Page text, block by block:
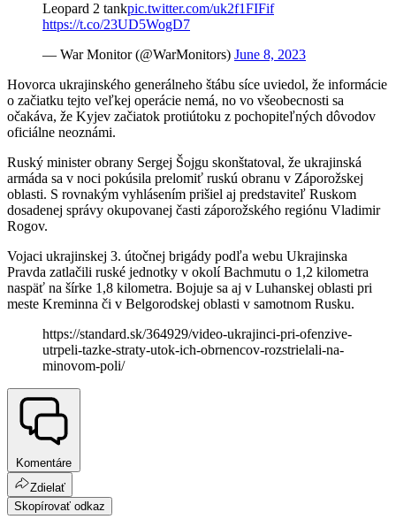
Leopard 2 tankpic.twitter.com/uk2f1FIFif
https://t.co/23UD5WogD7
— War Monitor (@WarMonitors) June 8, 2023
Hovorca ukrajinského generálneho štábu síce uviedol, že informácie
o začiatku tejto veľkej operácie nemá, no vo všeobecnosti sa
očakáva, že Kyjev začiatok protiútoku z pochopiteľných dôvodov
oficiálne neoznámi.
Ruský minister obrany Sergej Šojgu skonštatoval, že ukrajinská
armáda sa v noci pokúsila prelomiť ruskú obranu v Záporožskej
oblasti. S rovnakým vyhlásením prišiel aj predstaviteľ Ruskom
dosadenej správy okupovanej časti záporožského regiónu Vladimir
Rogov.
Vojaci ukrajinskej 3. útočnej brigády podľa webu Ukrajinska
Pravda zatlačili ruské jednotky v okolí Bachmutu o 1,2 kilometra
naspäť na šírke 1,8 kilometra. Bojuje sa aj v Luhanskej oblasti pri
meste Kreminna či v Belgorodskej oblasti v samotnom Rusku.
https://standard.sk/364929/video-ukrajinci-pri-ofenzive-
utrpeli-tazke-straty-utok-ich-obrnencov-rozstrielali-na-
minovom-poli/
Komentáre
Zdielať
Skopírovať odkaz